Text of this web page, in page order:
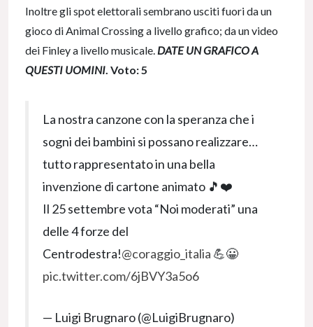
Inoltre gli spot elettorali sembrano usciti fuori da un
gioco di Animal Crossing a livello grafico; da un video
dei Finley a livello musicale. DATE UN GRAFICO A
QUESTI UOMINI . Voto: 5
La nostra canzone con la speranza che i
sogni dei bambini si possano realizzare…
tutto rappresentato in una bella
invenzione di cartone animato 🎵❤️
Il 25 settembre vota “Noi moderati” una
delle 4 forze del
Centrodestra!@coraggio_italia 💪😀
pic.twitter.com/6jBVY3a5o6
— Luigi Brugnaro (@LuigiBrugnaro)